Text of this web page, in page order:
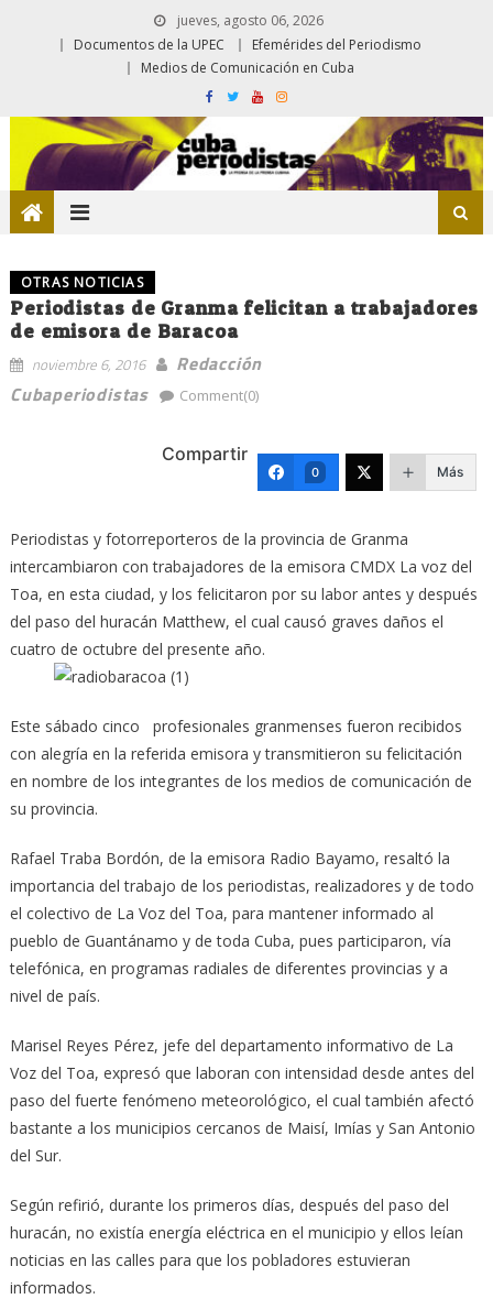
jueves, agosto 06, 2026
Documentos de la UPEC
Efemérides del Periodismo
Medios de Comunicación en Cuba
OTRAS NOTICIAS
Periodistas de Granma felicitan a trabajadores
de emisora de Baracoa
noviembre 6, 2016
Redacción
Cubaperiodistas
Comment(0)
Compartir
0 Más
Periodistas y fotorreporteros de la provincia de Granma
intercambiaron con trabajadores de la emisora CMDX La voz del
Toa, en esta ciudad, y los felicitaron por su labor antes y después
del paso del huracán Matthew, el cual causó graves daños el
cuatro de octubre del presente año.
Este sábado cinco profesionales granmenses fueron recibidos
con alegría en la referida emisora y transmitieron su felicitación
en nombre de los integrantes de los medios de comunicación de
su provincia.
Rafael Traba Bordón, de la emisora Radio Bayamo, resaltó la
importancia del trabajo de los periodistas, realizadores y de todo
el colectivo de La Voz del Toa, para mantener informado al
pueblo de Guantánamo y de toda Cuba, pues participaron, vía
telefónica, en programas radiales de diferentes provincias y a
nivel de país.
Marisel Reyes Pérez, jefe del departamento informativo de La
Voz del Toa, expresó que laboran con intensidad desde antes del
paso del fuerte fenómeno meteorológico, el cual también afectó
bastante a los municipios cercanos de Maisí, Imías y San Antonio
del Sur.
Según refirió, durante los primeros días, después del paso del
huracán, no existía energía eléctrica en el municipio y ellos leían
noticias en las calles para que los pobladores estuvieran
informados.